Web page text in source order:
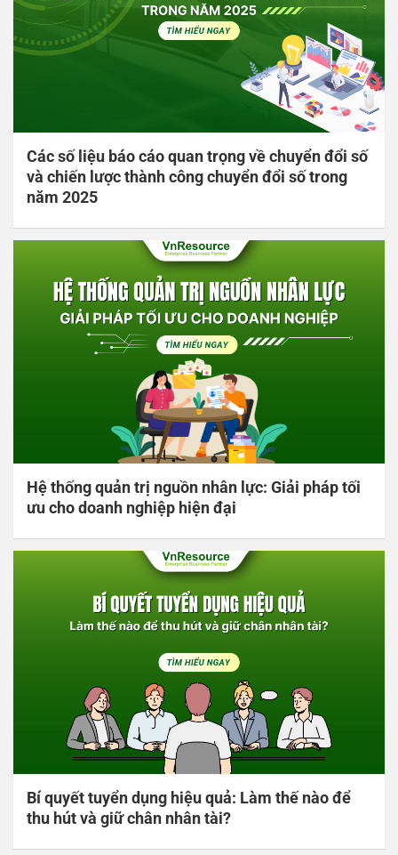
Các số liệu báo cáo quan trọng về chuyển đổi số
và chiến lược thành công chuyển đổi số trong
năm 2025
Hệ thống quản trị nguồn nhân lực: Giải pháp tối
ưu cho doanh nghiệp hiện đại
Bí quyết tuyển dụng hiệu quả: Làm thế nào để
thu hút và giữ chân nhân tài?